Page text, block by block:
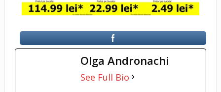
Olga Andronachi
See Full Bio